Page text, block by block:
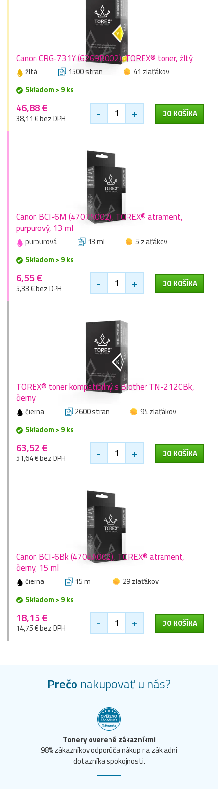
Canon CRG-731Y (6269B002), TOREX® toner, žltý
žltá 1500 stran
41 zlaťákov
Skladom > 9 ks
46,88 €
38,11 € bez DPH - + DO KOŠÍKA
Canon BCI-6M (4707A002), TOREX® atrament,
purpurový, 13 ml
purpurová 13 ml
5 zlaťákov
Skladom > 9 ks
6,55 €
5,33 € bez DPH - + DO KOŠÍKA
TOREX® toner kompatibilný s Brother TN-2120Bk,
čierny
čierna 2600 stran
94 zlaťákov
Skladom > 9 ks
63,52 €
51,64 € bez DPH - + DO KOŠÍKA
Canon BCI-6Bk (4705A002), TOREX® atrament,
čierny, 15 ml
čierna 15 ml
29 zlaťákov
Skladom > 9 ks
18,15 €
14,75 € bez DPH - + DO KOŠÍKA
Prečo nakupovať u nás?
Tonery overené zákazníkmi
98% zákazníkov odporúča nákup na základni
dotazníka spokojnosti.